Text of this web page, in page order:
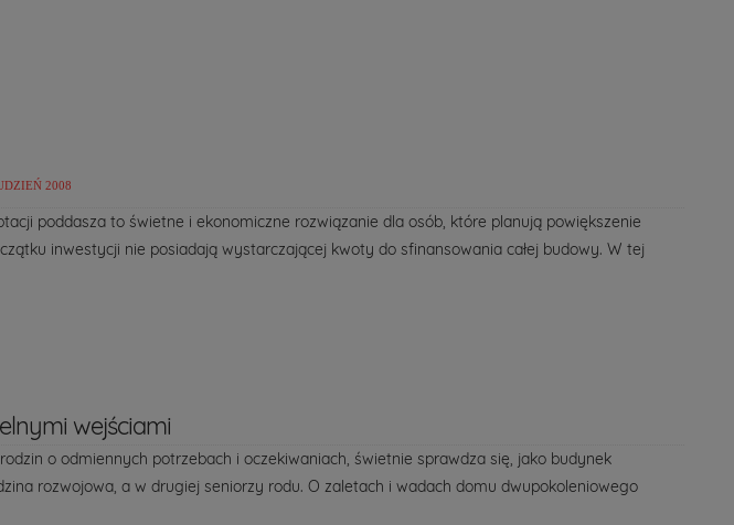
2008
poddasza to świetne i ekonomiczne rozwiązanie dla osób, które planują powiększenie
inwestycji nie posiadają wystarczającej kwoty do sfinansowania całej budowy. W tej
wejściami
o odmiennych potrzebach i oczekiwaniach, świetnie sprawdza się, jako budynek
rozwojowa, a w drugiej seniorzy rodu. O zaletach i wadach domu dwupokoleniowego